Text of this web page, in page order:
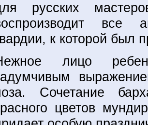
русских
все
к которой был
лицо
Сочетание
цветов